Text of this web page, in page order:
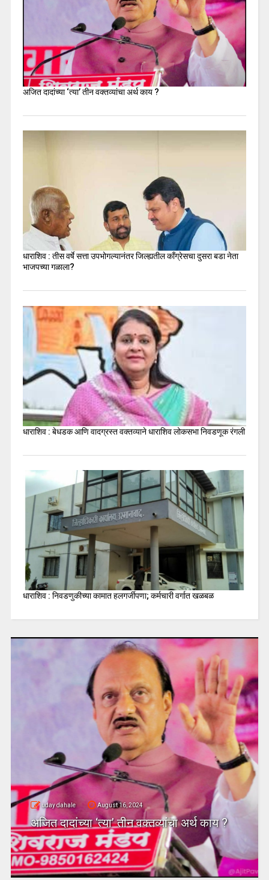
अजित दादांच्या ‘त्या’ तीन वक्तव्यांचा अर्थ काय ?
धाराशिव : तीस वर्षे सत्ता उपभोगल्यानंतर जिल्ह्यतील कॉंग्रेसचा दुसरा बडा नेता
भाजपच्या गळाला?
धाराशिव : बेधडक आणि वादग्रस्त वक्तव्याने धाराशिव लोकसभा निवडणूक रंगली
धाराशिव : निवडणुकीच्या कामात हलगर्जीपणा; कर्मचारी वर्गात खळबळ
uday dahale August 16, 2024
अजित दादांच्या ‘त्या’ तीन वक्तव्यांचा अर्थ काय ?